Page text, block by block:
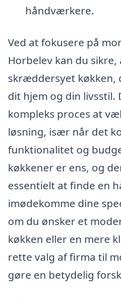
håndværkere.
Ved at fokusere på
Horbelev kan du
skræddersyet køkken,
dit hjem og din livsstil.
kompleks proces at
løsning, især når det
funktionalitet og
køkkener er ens, og
essentielt at finde en
imødekomme dine
om du ønsker et
køkken eller en mere
rette valg af firma til
gøre en betydelig